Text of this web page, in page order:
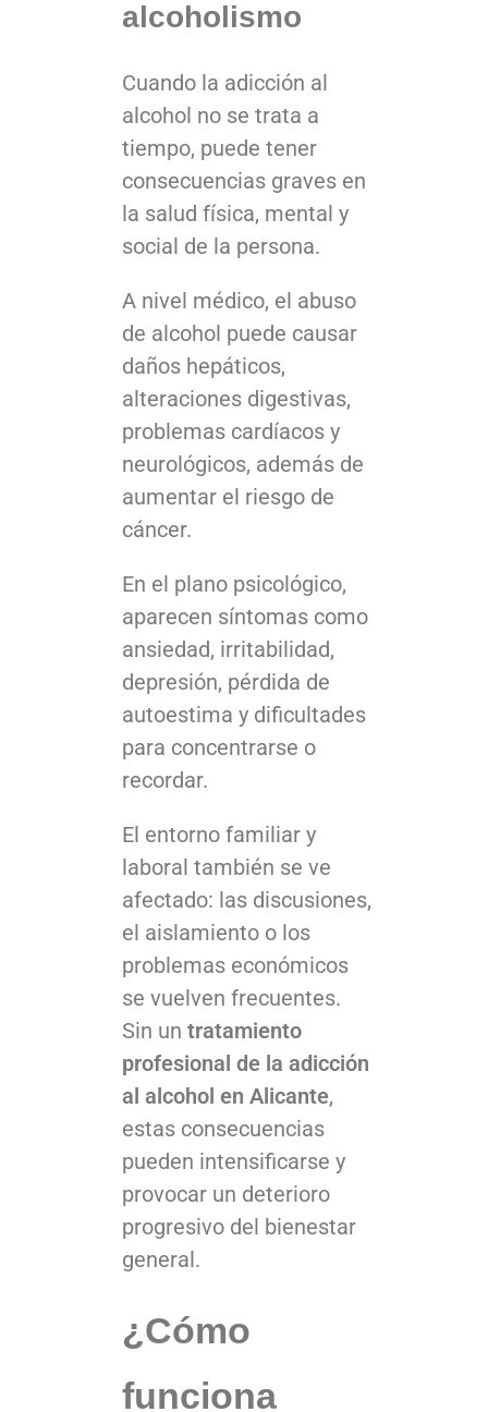
alcoholismo
Cuando la adicción al
alcohol no se trata a
tiempo, puede tener
consecuencias graves en
la salud física, mental y
social de la persona.
A nivel médico, el abuso
de alcohol puede causar
daños hepáticos,
alteraciones digestivas,
problemas cardíacos y
neurológicos, además de
aumentar el riesgo de
cáncer.
En el plano psicológico,
aparecen síntomas como
ansiedad, irritabilidad,
depresión, pérdida de
autoestima y dificultades
para concentrarse o
recordar.
El entorno familiar y
laboral también se ve
afectado: las discusiones,
el aislamiento o los
problemas económicos
se vuelven frecuentes.
Sin un tratamiento
profesional de la adicción
al alcohol en Alicante,
estas consecuencias
pueden intensificarse y
provocar un deterioro
progresivo del bienestar
general.
¿Cómo
funciona